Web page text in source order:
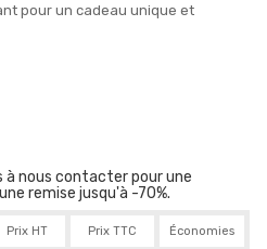
pour un cadeau unique et
à nous contacter pour une
remise jusqu'à -70%.
Prix HT Prix TTC Économies